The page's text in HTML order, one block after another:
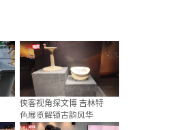
侠客视角探文博 吉林特
色展览解锁古韵风华